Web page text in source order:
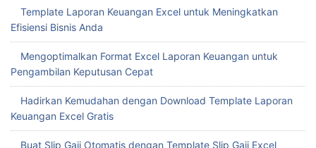
Template Laporan Keuangan Excel untuk Meningkatkan
Efisiensi Bisnis Anda
Mengoptimalkan Format Excel Laporan Keuangan untuk
Pengambilan Keputusan Cepat
Hadirkan Kemudahan dengan Download Template Laporan
Keuangan Excel Gratis
Buat Slip Gaji Otomatis dengan Template Slip Gaji Excel